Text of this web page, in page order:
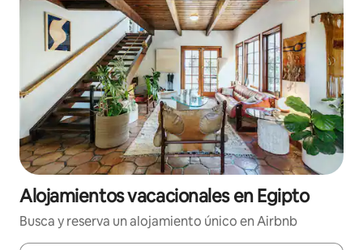
Alojamientos vacacionales en Egipto
Busca y reserva un alojamiento único en Airbnb